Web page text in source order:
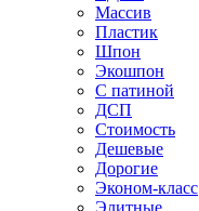
Массив
Пластик
Шпон
Экошпон
С патиной
ДСП
Стоимость
Дешевые
Дорогие
Эконом-класс
Элитные